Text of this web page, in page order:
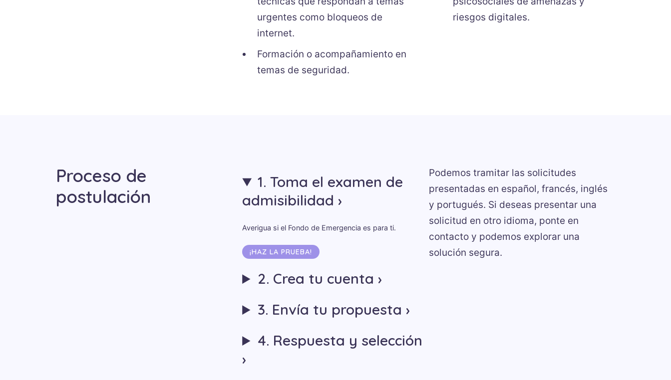
urgentes como bloqueos de
internet.
Formación o acompañamiento en
temas de seguridad.
riesgos digitales.
Proceso de
postulación
1. Toma el examen de
admisibilidad
Averigua si el Fondo de Emergencia es para ti.
¡HAZ LA PRUEBA!
2. Crea tu cuenta
3. Envía tu propuesta
4. Respuesta y selección
Podemos tramitar las solicitudes
presentadas en español, francés, inglés
y portugués. Si deseas presentar una
solicitud en otro idioma, ponte en
contacto y podemos explorar una
solución segura.